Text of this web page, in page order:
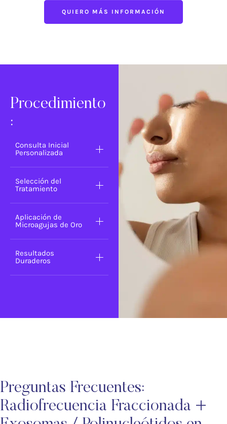
QUIERO MÁS INFORMACIÓN
Procedimiento
:
Consulta Inicial
Personalizada
Selección del
Tratamiento
Aplicación de
Microagujas de Oro
Resultados
Duraderos
Preguntas Frecuentes:
Radiofrecuencia Fraccionada +